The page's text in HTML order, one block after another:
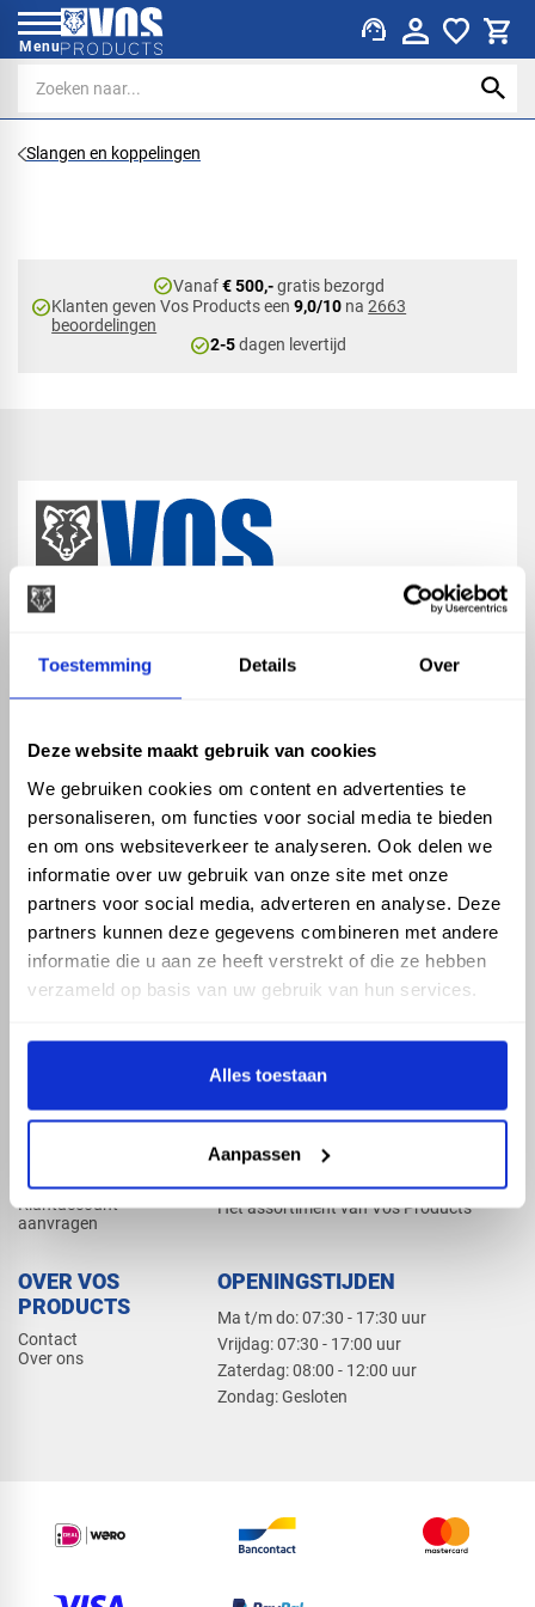
Toestemming Details Over
Deze website maakt gebruik van cookies
We gebruiken cookies om content en advertenties te
personaliseren, om functies voor social media te bieden
en om ons websiteverkeer te analyseren. Ook delen we
informatie over uw gebruik van onze site met onze
partners voor social media, adverteren en analyse. Deze
partners kunnen deze gegevens combineren met andere
informatie die u aan ze heeft verstrekt of die ze hebben
verzameld op basis van uw gebruik van hun services.
Alles toestaan
Aanpassen
Menu support_agent
Slangen en koppelingen
check_circleVanaf€ 500,-gratis bezorgd
check_circleKlanten geven Vos Products een9,0/10 na2663
beoordelingen
check_circle2-5dagen levertijd
ASSORTIMENT
Hemelwaterafvoer
Drukleiding
Beregening
Dak en gevel
KENNIS EN HULP
Klantenservice
Kennisbank
Klantaccount
aanvragen
PRODUCTCATALOGUS 2026
Het assortiment van Vos Products
OVER VOS
PRODUCTS
Contact
Over ons
OPENINGSTIJDEN
Ma t/m do: 07:30 - 17:30 uur
​Vrijdag: 07:30 - 17:00 uur
​Zaterdag: 08:00 - 12:00 uur
​Zondag: Gesloten
phone_enabled +31 416 75 02 55
mail info@vosproducts.nl
check_circleDé bouwmarkt van Altena
check_circle Direct uit grote voorraad geleverd met eigen transport
check_circleLevering in NL en BE